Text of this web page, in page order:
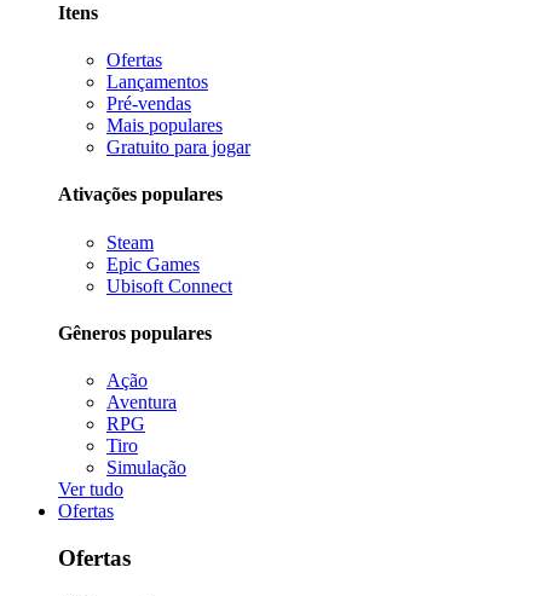
Itens
Ofertas
Lançamentos
Pré-vendas
Mais populares
Gratuito para jogar
Ativações populares
Steam
Epic Games
Ubisoft Connect
Gêneros populares
Ação
Aventura
RPG
Tiro
Simulação
Ver tudo
Ofertas
Ofertas